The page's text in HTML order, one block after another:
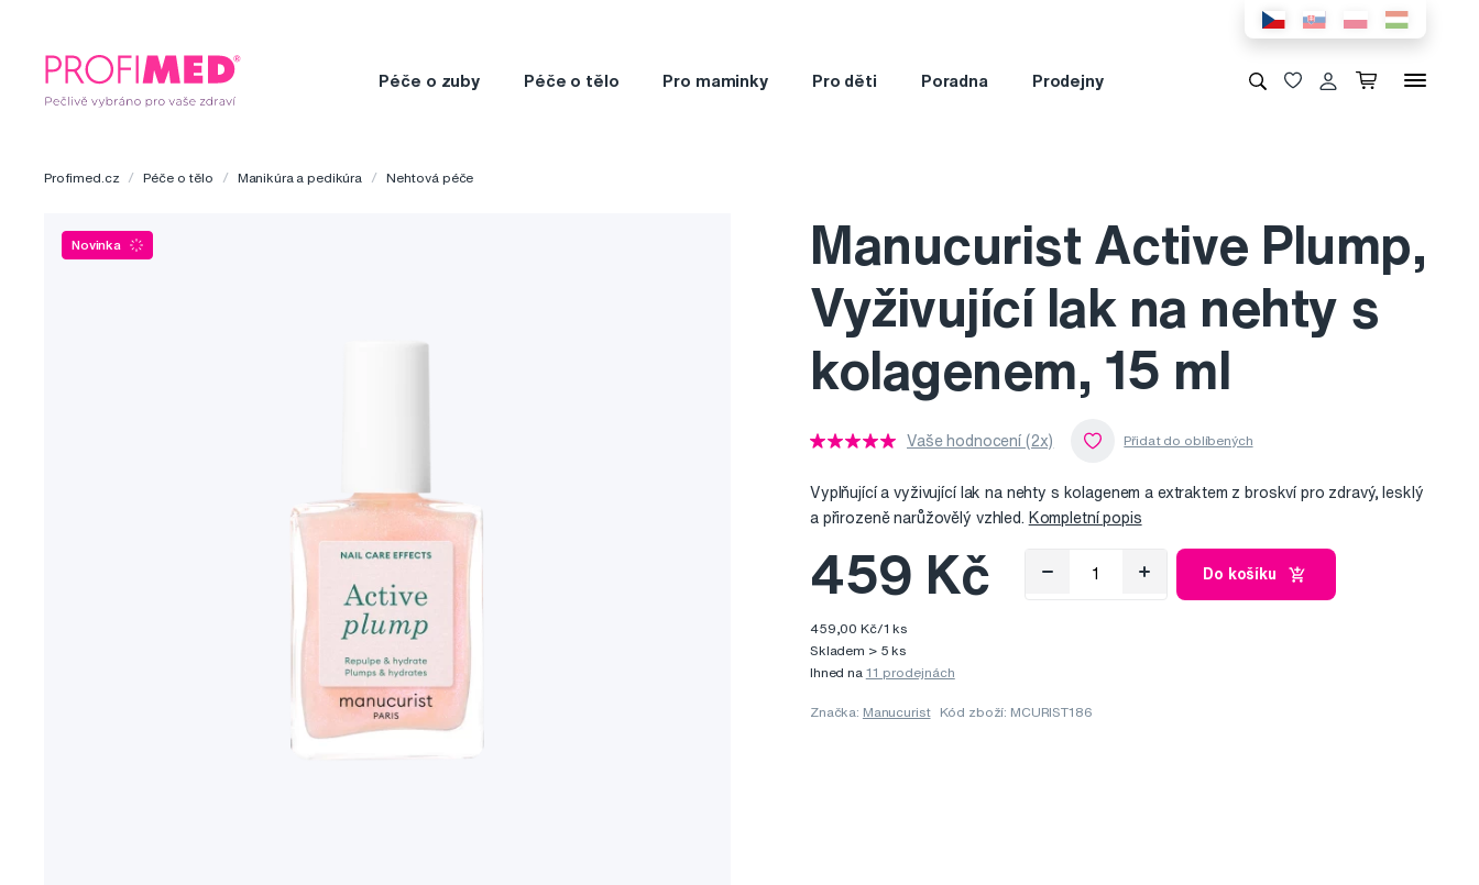
Péče o zuby Péče o tělo Pro maminky Pro děti Poradna Prodejny
Profimed.cz Péče o tělo Manikúra a pedikúra Nehtová péče
Novinka
Manucurist Active Plump,
Vyživující lak na nehty s
kolagenem, 15 ml
Vaše hodnocení (2x)
Vyplňující a vyživující lak na nehty s kolagenem a extraktem z broskví pro zdravý, lesklý
a přirozeně narůžovělý vzhled. Kompletní popis
459 Kč Do košíku
459,00 Kč/1 ks
Skladem > 5 ks
Ihned na 11 prodejnách
Značka: Manucurist Kód zboží: MCURIST186